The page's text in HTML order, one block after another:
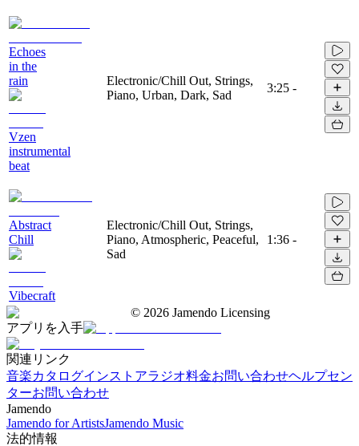
Echoes
in the
rain
Vzen
instrumental
beat
Electronic/Chill Out, Strings,
Piano, Urban, Dark, Sad
3:25 -
Abstract
Chill
Vibecraft
Electronic/Chill Out, Strings,
Piano, Atmospheric, Peaceful,
Sad
1:36 -
© 2026 Jamendo Licensing
アプリを入手
関連リンク
音楽カタログインストアラジオ料金お問い合わせヘルプセン
ターお問い合わせ
Jamendo
Jamendo for ArtistsJamendo Music
法的情報